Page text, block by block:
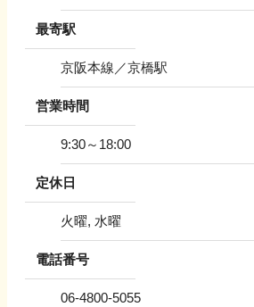
最寄駅
京阪本線／京橋駅
営業時間
9:30～18:00
定休日
火曜, 水曜
電話番号
06-4800-5055